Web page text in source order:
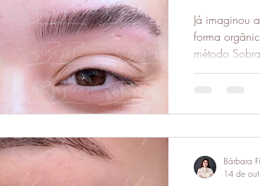
Já imaginou
forma orgânica com
método
Bárbara
14 de